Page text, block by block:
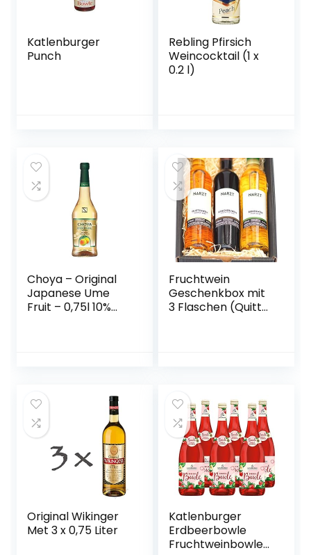
Katlenburger
Punch
Rebling Pfirsich
Weincocktail (1 x
0.2 l)
Choya – Original
Japanese Ume
Fruit – 0,75l 10%
Fruchtwein
Geschenkbox mit
3 Flaschen (Quitte,
Original Wikinger
Met 3 x 0,75 Liter
Katlenburger
Erdbeerbowle
Fruchtweinbowle